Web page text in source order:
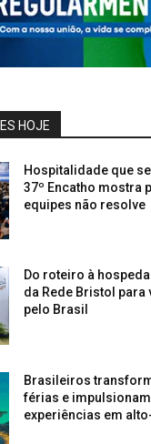
HOJE
Hospitalidade que
37º Encatho mostra
equipes não resolve
Do roteiro à
da Rede Bristol para
pelo Brasil
Brasileiros
férias e
experiências em